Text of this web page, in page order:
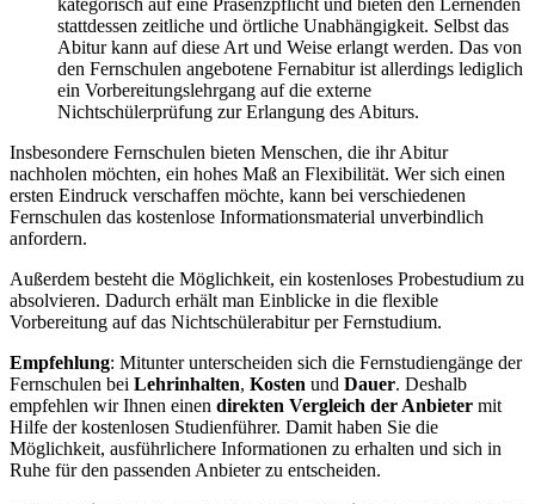
kategorisch auf eine Präsenzpflicht und bieten den Lernenden
stattdessen zeitliche und örtliche Unabhängigkeit. Selbst das
Abitur kann auf diese Art und Weise erlangt werden. Das von
den Fernschulen angebotene Fernabitur ist allerdings lediglich
ein Vorbereitungslehrgang auf die externe
Nichtschülerprüfung zur Erlangung des Abiturs.
Insbesondere Fernschulen bieten Menschen, die ihr Abitur
nachholen möchten, ein hohes Maß an Flexibilität. Wer sich einen
ersten Eindruck verschaffen möchte, kann bei verschiedenen
Fernschulen das kostenlose Informationsmaterial unverbindlich
anfordern.
Außerdem besteht die Möglichkeit, ein kostenloses Probestudium zu
absolvieren. Dadurch erhält man Einblicke in die flexible
Vorbereitung auf das Nichtschülerabitur per Fernstudium.
Empfehlung: Mitunter unterscheiden sich die Fernstudiengänge der
Fernschulen bei Lehrinhalten, Kosten und Dauer. Deshalb
empfehlen wir Ihnen einen direkten Vergleich der Anbieter mit
Hilfe der kostenlosen Studienführer. Damit haben Sie die
Möglichkeit, ausführlichere Informationen zu erhalten und sich in
Ruhe für den passenden Anbieter zu entscheiden.